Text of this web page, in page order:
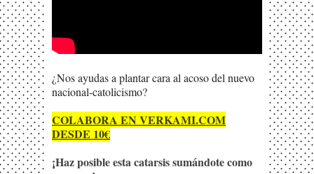
¿Nos ayudas a plantar cara al acoso del nuevo
nacional-catolicismo?
COLABORA EN VERKAMI.COM
DESDE 10€
¡Haz posible esta catarsis sumándote como